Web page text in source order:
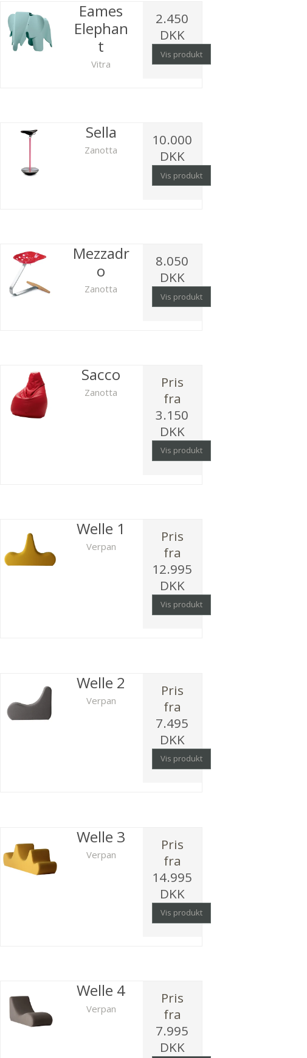
Eames
Elephan
t
Vitra
2.450
DKK
Vis produkt
Sella
Zanotta
10.000
DKK
Vis produkt
Mezzadr
o
Zanotta
8.050
DKK
Vis produkt
Sacco
Zanotta
Pris
fra
3.150
DKK
Vis produkt
Welle 1
Verpan
Pris
fra
12.995
DKK
Vis produkt
Welle 2
Verpan
Pris
fra
7.495
DKK
Vis produkt
Welle 3
Verpan
Pris
fra
14.995
DKK
Vis produkt
Welle 4
Verpan
Pris
fra
7.995
DKK